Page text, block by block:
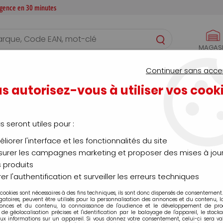
en 30 minutes
SERVICES
mur - Ruban
- Guirlande - Lèche-mur -
Categorie produit
Continuer sans
autorisez-vous à utiliser vos
seront utiles pour :
l'interface et les fonctionnalités du site
les campagnes marketing et proposer des mises à
produits
l'authentification et surveiller les erreurs techniques
sont nécessaires à des fins techniques, ils sont donc dispensés de
peuvent être utilisés pour la personnalisation des annonces et du contenu,
et du contenu, la connaissance de l'audience et le développement de
de géolocalisation précises et l'identification par le balayage de l'appareil, le
informations sur un appareil. Si vous donnez votre consentement, celui-ci sera